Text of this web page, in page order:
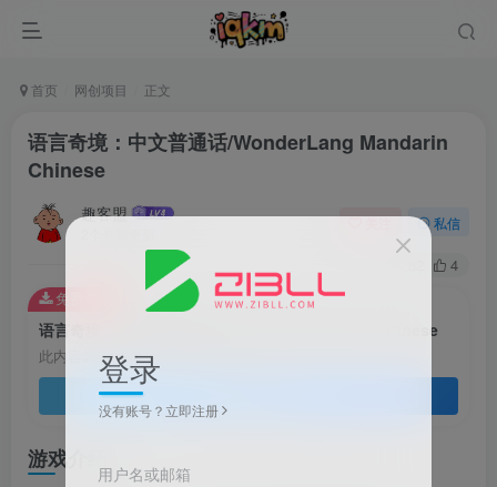
首页 网创项目 正文
语言奇境：中文普通话/WonderLang Mandarin
Chinese
趣客盟 关注 私信
4
语言奇境：中文普通话/WonderLang Mandarin Chinese
此内容为免费资源，请登录后查看
免费资源
游戏介绍
登录
没有账号？立即注册
用户名或邮箱